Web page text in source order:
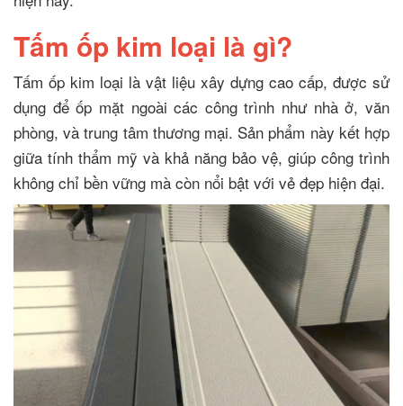
Tấm ốp kim loại là gì?
Tấm ốp kim loại là vật liệu xây dựng cao cấp, được sử
dụng để ốp mặt ngoài các công trình như nhà ở, văn
phòng, và trung tâm thương mại. Sản phẩm này kết hợp
giữa tính thẩm mỹ và khả năng bảo vệ, giúp công trình
không chỉ bền vững mà còn nổi bật với vẻ đẹp hiện đại.